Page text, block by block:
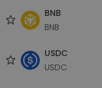
BNB
BNB
USDC
USDC